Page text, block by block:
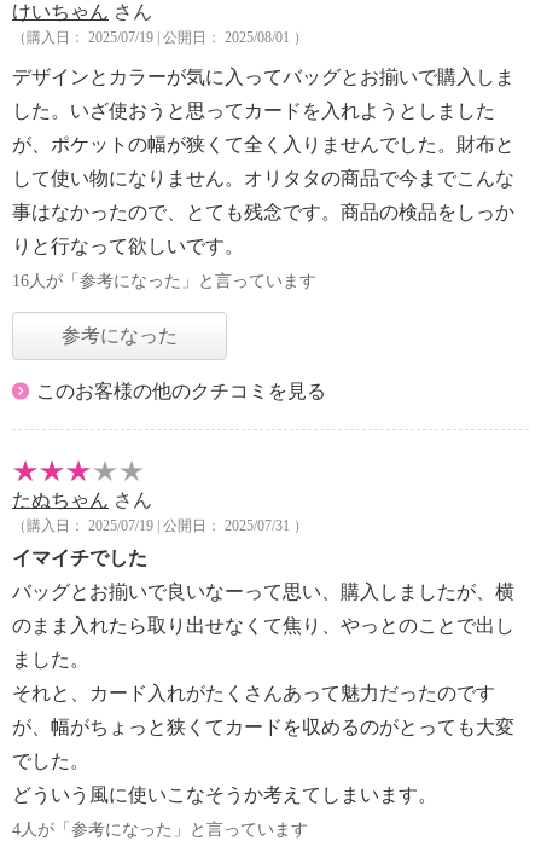
けいちゃん さん
（購入日： 2025/07/19 | 公開日： 2025/08/01 ）
デザインとカラーが気に入ってバッグとお揃いで購入しま
した。いざ使おうと思ってカードを入れようとしました
が、ポケットの幅が狭くて全く入りませんでした。財布と
して使い物になりません。オリタタの商品で今までこんな
事はなかったので、とても残念です。商品の検品をしっか
りと行なって欲しいです。
16人が「参考になった」と言っています
参考になった
このお客様の他のクチコミを見る
たぬちゃん さん
（購入日： 2025/07/19 | 公開日： 2025/07/31 ）
イマイチでした
バッグとお揃いで良いなーって思い、購入しましたが、横
のまま入れたら取り出せなくて焦り、やっとのことで出し
ました。
それと、カード入れがたくさんあって魅力だったのです
が、幅がちょっと狭くてカードを収めるのがとっても大変
でした。
どういう風に使いこなそうか考えてしまいます。
4人が「参考になった」と言っています